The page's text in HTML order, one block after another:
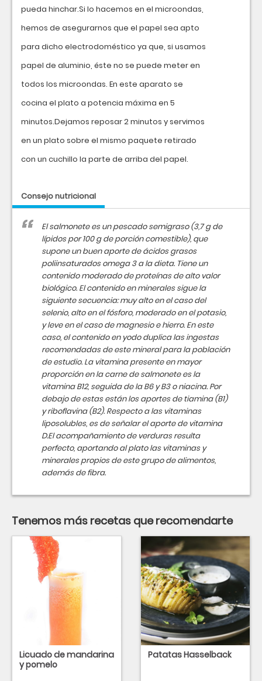
pueda hinchar.Si lo hacemos en el microondas,
hemos de asegurarnos que el papel sea apto
para dicho electrodoméstico ya que, si usamos
papel de aluminio, éste no se puede meter en
todos los microondas. En este aparato se
cocina el plato a potencia máxima en 5
minutos.Dejamos reposar 2 minutos y servimos
en un plato sobre el mismo paquete retirado
con un cuchillo la parte de arriba del papel.
Consejo nutricional
El salmonete es un pescado semigraso (3,7 g de
lípidos por 100 g de porción comestible), que
supone un buen aporte de ácidos grasos
poliinsaturados omega 3 a la dieta. Tiene un
contenido moderado de proteínas de alto valor
biológico. El contenido en minerales sigue la
siguiente secuencia: muy alto en el caso del
selenio, alto en el fósforo, moderado en el potasio,
y leve en el caso de magnesio e hierro. En este
caso, el contenido en yodo duplica las ingestas
recomendadas de este mineral para la población
de estudio. La vitamina presente en mayor
proporción en la carne de salmonete es la
vitamina B12, seguida de la B6 y B3 o niacina. Por
debajo de estas están los aportes de tiamina (B1)
y riboflavina (B2). Respecto a las vitaminas
liposolubles, es de señalar el aporte de vitamina
D.El acompañamiento de verduras resulta
perfecto, aportando al plato las vitaminas y
minerales propios de este grupo de alimentos,
además de fibra.
Tenemos más recetas que recomendarte
Licuado de mandarina
y pomelo
Patatas Hasselback